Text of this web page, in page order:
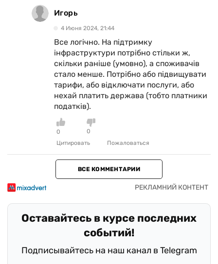
Игорь
4 Июня 2024, 21:44
Все логічно. На підтримку
інфраструктури потрібно стільки ж,
скільки раніше (умовно), а споживачів
стало менше. Потрібно або підвищувати
тарифи, або відключати послуги, або
нехай платить держава (тобто платники
податків).
0
0
Цитировать
Пожаловаться
ВСЕ КОММЕНТАРИИ
Оставайтесь в курсе последних
событий!
Подписывайтесь на наш канал в Telegram